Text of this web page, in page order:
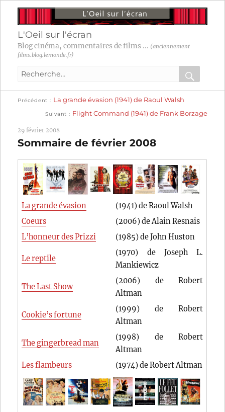
L'Oeil sur l'écran
Blog cinéma, commentaires de films ... (anciennement
films.blog.lemonde.fr)
Recherche
:
OK
Navigation
l’article
Précédent
précédente :
La grande évasion (1941) de Raoul Walsh
Suivant
suivante :
Flight Command (1941) de Frank Borzage
29 février 2008
Sommaire de février 2008
La grande évasion
(1941) de Raoul Walsh
Coeurs
(2006) de Alain Resnais
L’honneur des Prizzi
(1985) de John Huston
Le reptile
(1970) de Joseph L.
Mankiewicz
The Last Show
(2006) de Robert
Altman
Cookie’s fortune
(1999) de Robert
Altman
The gingerbread man
(1998) de Robert
Altman
Les flambeurs
(1974) de Robert Altman